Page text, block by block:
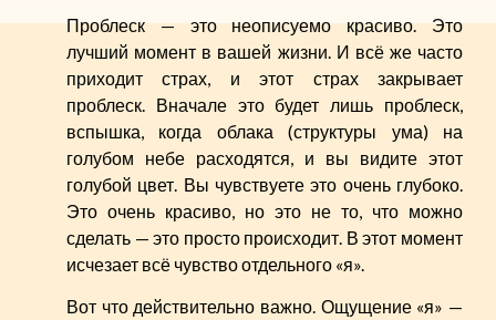
Проблеск — это неописуемо красиво. Это
лучший момент в вашей жизни. И всё же часто
приходит страх, и этот страх закрывает
проблеск. Вначале это будет лишь проблеск,
вспышка, когда облака (структуры ума) на
голубом небе расходятся, и вы видите этот
голубой цвет. Вы чувствуете это очень глубоко.
Это очень красиво, но это не то, что можно
сделать — это просто происходит. В этот момент
исчезает всё чувство отдельного «я».
Вот что действительно важно. Ощущение «я» —